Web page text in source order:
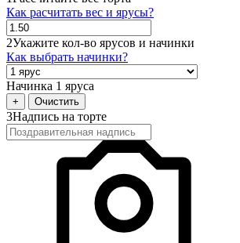
Как расчитать вес и ярусы?
2Укажите кол-во ярусов и начинки
Как выбрать начинки?
Начинка 1 яруса
+ Очистить
3Надпись на торте